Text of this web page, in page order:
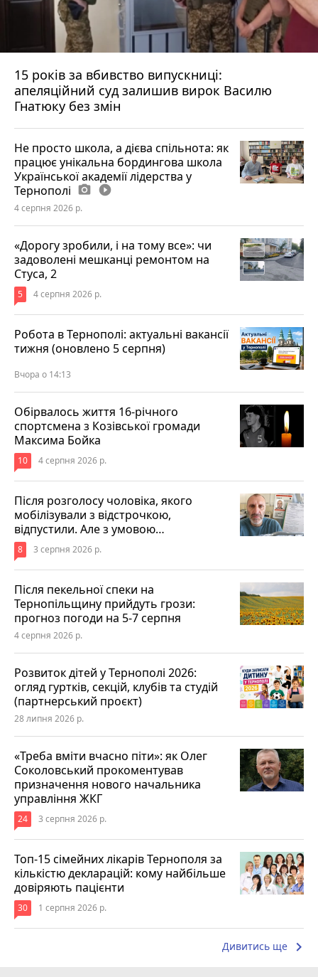
15 років за вбивство випускниці:
апеляційний суд залишив вирок Василю
Гнатюку без змін
Не просто школа, а дієва спільнота: як
працює унікальна бордингова школа
Української академії лідерства у
Тернополі photo_camera play_circle_filled
4 серпня 2026 р.
«Дорогу зробили, і на тому все»: чи
задоволені мешканці ремонтом на
Стуса, 2
5 4 серпня 2026 р.
Робота в Тернополі: актуальні вакансії
тижня (оновлено 5 серпня)
Вчора о 14:13
Обірвалось життя 16-річного
спортсмена з Козівської громади
Максима Бойка
10 4 серпня 2026 р.
Після розголосу чоловіка, якого
мобілізували з відстрочкою,
відпустили. Але з умовою…
8 3 серпня 2026 р.
Після пекельної спеки на
Тернопільщину прийдуть грози:
прогноз погоди на 5-7 серпня
4 серпня 2026 р.
Розвиток дітей у Тернополі 2026:
огляд гуртків, секцій, клубів та студій
(партнерський проєкт)
28 липня 2026 р.
«Треба вміти вчасно піти»: як Олег
Соколовський прокоментував
призначення нового начальника
управління ЖКГ
24 3 серпня 2026 р.
Топ-15 сімейних лікарів Тернополя за
кількістю декларацій: кому найбільше
довіряють пацієнти
30 1 серпня 2026 р.
Дивитись ще keyboard_arrow_right